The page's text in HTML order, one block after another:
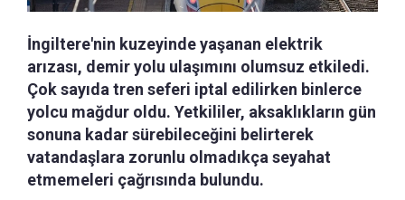
İngiltere'nin kuzeyinde yaşanan elektrik
arızası, demir yolu ulaşımını olumsuz etkiledi.
Çok sayıda tren seferi iptal edilirken binlerce
yolcu mağdur oldu. Yetkililer, aksaklıkların gün
sonuna kadar sürebileceğini belirterek
vatandaşlara zorunlu olmadıkça seyahat
etmemeleri çağrısında bulundu.